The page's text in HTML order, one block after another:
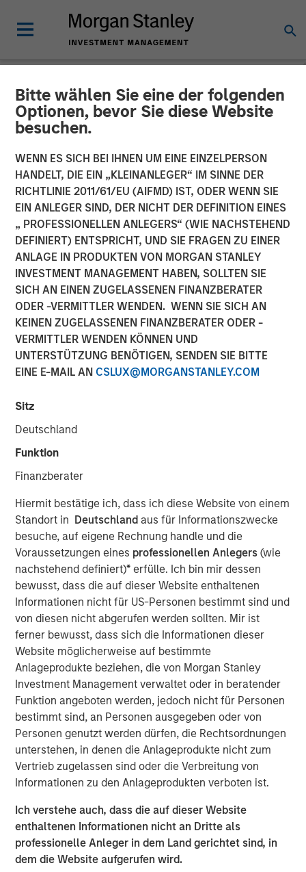
Bitte wählen Sie eine der folgenden
Optionen, bevor Sie diese Website
besuchen.
WENN ES SICH BEI IHNEN UM EINE EINZELPERSON
HANDELT, DIE EIN „KLEINANLEGER“ IM SINNE DER
RICHTLINIE 2011/61/EU (AIFMD) IST, ODER WENN SIE
EIN ANLEGER SIND, DER NICHT DER DEFINITION EINES
„ PROFESSIONELLEN ANLEGERS“ (WIE NACHSTEHEND
DEFINIERT) ENTSPRICHT, UND SIE FRAGEN ZU EINER
ANLAGE IN PRODUKTEN VON MORGAN STANLEY
INVESTMENT MANAGEMENT HABEN, SOLLTEN SIE
SICH AN EINEN ZUGELASSENEN FINANZBERATER
ODER -VERMITTLER WENDEN. WENN SIE SICH AN
KEINEN ZUGELASSENEN FINANZBERATER ODER -
VERMITTLER WENDEN KÖNNEN UND
UNTERSTÜTZUNG BENÖTIGEN, SENDEN SIE BITTE
EINE E-MAIL AN CSLUX@MORGANSTANLEY.COM
Sitz
Deutschland
Funktion
Finanzberater
Hiermit bestätige ich, dass ich diese Website von einem
Standort in Deutschland aus für Informationszwecke
besuche, auf eigene Rechnung handle und die
Voraussetzungen eines professionellen Anlegers(wie
nachstehend definiert)* erfülle. Ich bin mir dessen
bewusst, dass die auf dieser Website enthaltenen
Informationen nicht für US-Personen bestimmt sind und
von diesen nicht abgerufen werden sollten. Mir ist
ferner bewusst, dass sich die Informationen dieser
Website möglicherweise auf bestimmte
Anlageprodukte beziehen, die von Morgan Stanley
Investment Management verwaltet oder in beratender
Funktion angeboten werden, jedoch nicht für Personen
bestimmt sind, an Personen ausgegeben oder von
Personen genutzt werden dürfen, die Rechtsordnungen
unterstehen, in denen die Anlageprodukte nicht zum
Vertrieb zugelassen sind oder die Verbreitung von
Informationen zu den Anlageprodukten verboten ist.
Ich verstehe auch, dass die auf dieser Website
enthaltenen Informationen nicht an Dritte als
professionelle Anleger in dem Land gerichtet sind, in
dem die Website aufgerufen wird.
INSIGHTS
Hard Lessons with Lauren
Hochfelder
25 FEBRUAR 2026
Lauren Hochfelder
Managing Director
Hochfelder, Global Head of Real Assets at Morgan
Stanley, speaks with Chief Client Officer Mandell Crawley
about her out-of-consensus calls and the lessons learned
from those transformative convictions. Tune in to hear
her revisit an industrial real estate call that got ahead of
e-commerce trends, and an investment that led to a hard
rethink of office space that led to a well-timed portfolio
pivot. She explains why pockets of dislocation are more
important than location in choosing real estate
investments aligned to the future.
AboutHard Lessons
Iconic investors sit down with Morgan Stanley leaders to
go behind the scenes on the critical moments – both
successes and setbacks– that shaped who they are
today.
Watch, Listen and Subscribe:
Youtube
Spotify
Apple Podcasts